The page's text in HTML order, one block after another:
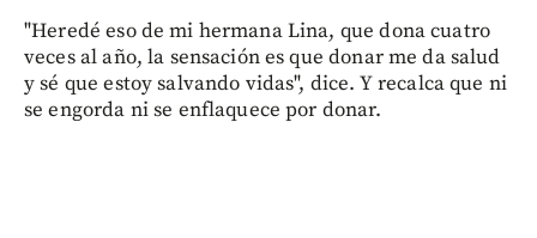
"Heredé eso de mi hermana Lina, que dona cuatro
veces al año, la sensación es que donar me da salud
y sé que estoy salvando vidas", dice. Y recalca que ni
se engorda ni se enflaquece por donar.